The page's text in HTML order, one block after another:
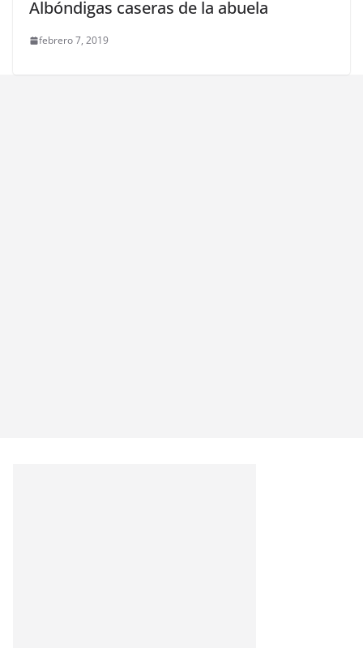
Albóndigas caseras de la abuela
febrero 7, 2019